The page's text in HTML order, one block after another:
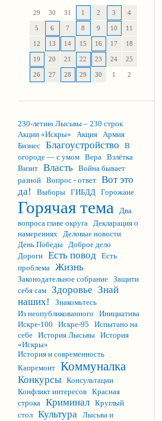
29 30 31 1 2 3 4
5 6 7 8 9 10 11
12 13 14 15 16 17 18
19 20 21 22 23 24 25
26 27 28 29 30 1 2
230-летию Лысьвы – 230 строк
Акции «Искры»
Акция Армия
Бизнес Благоустройство
В
огороде — с умом Вера Взлётка
Визит Власть Война бывает
разной Вопрос - ответ Вот это
да!
Выборы ГИБДД Горожане
Горячая тема
Два
вопроса главе округа Декларация о
намерениях Деловые новости
День Победы Доброе дело
Дороги Есть повод Есть
проблема Жизнь
Законодательное собрание Защити
себя сам Здоровье Знай
наших!
Знакомьтесь
Из неопубликованного
Инициатива
Искре-100
Искре-95
Испытано на
себе История Лысьвы История
«Искры»
История и современность
Капремонт Коммуналка
Конкурсы Консультации
Конфликт интересов Красная
строка Криминал Круглый
стол Культура Лысьва и